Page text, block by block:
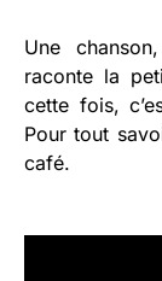
Une
raconte la
cette fois,
Pour tout
café.